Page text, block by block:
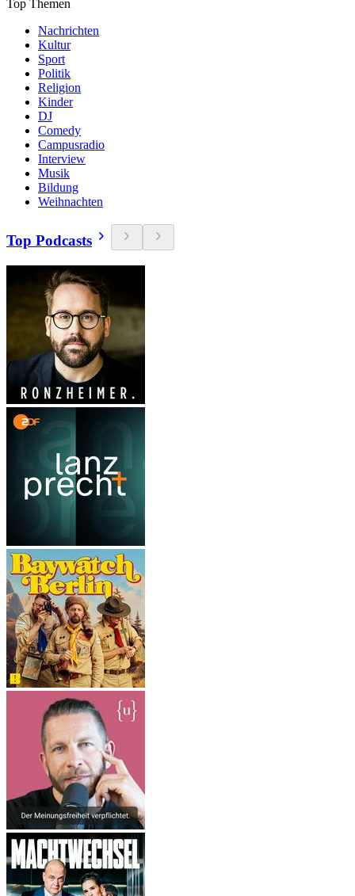
Top Themen
Nachrichten
Kultur
Sport
Politik
Religion
Kinder
DJ
Comedy
Campusradio
Interview
Musik
Bildung
Weihnachten
Top Podcasts